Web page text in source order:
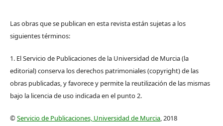
Las obras que se publican en esta revista están sujetas a los
siguientes términos:
1. El Servicio de Publicaciones de la Universidad de Murcia (la
editorial) conserva los derechos patrimoniales (copyright) de las
obras publicadas, y favorece y permite la reutilización de las mismas
bajo la licencia de uso indicada en el punto 2.
©Servicio de Publicaciones, Universidad de Murcia, 2018